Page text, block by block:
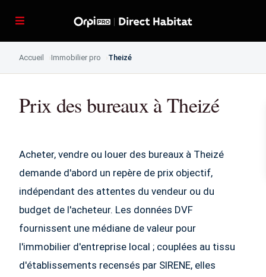
Accueil Immobilier pro Theizé
Prix des bureaux à Theizé
Acheter, vendre ou louer des bureaux à Theizé
demande d'abord un repère de prix objectif,
indépendant des attentes du vendeur ou du
budget de l'acheteur. Les données DVF
fournissent une médiane de valeur pour
l'immobilier d'entreprise local ; couplées au tissu
d'établissements recensés par SIRENE, elles